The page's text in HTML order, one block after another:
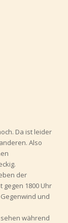
Da ist leider
Also
der
gegen 1800 Uhr
und
während